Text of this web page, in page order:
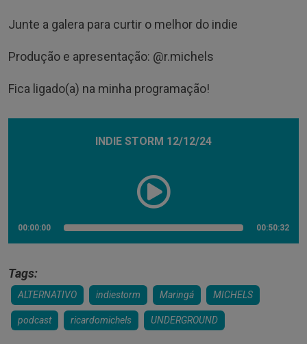
Junte a galera para curtir o melhor do indie
Produção e apresentação: @‌r.michels
Fica ligado(a) na minha programação!
INDIE STORM 12/12/24
00:00:00 00:50:32
Tags:
ALTERNATIVO indiestorm Maringá MICHELS
podcast ricardomichels UNDERGROUND